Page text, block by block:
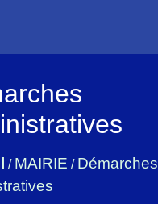
/ MAIRIE / Démarches